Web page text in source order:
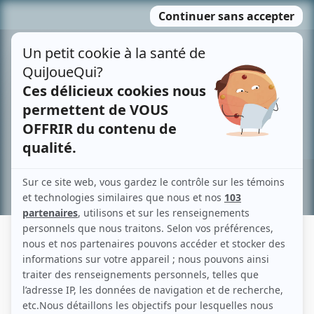
MENU
contenu
Recherche avancée »
ANNE-SYLVIE GOSSELIN
Liens
Fiche de Anne-Sylvie Gosselin sur Showbizz.net